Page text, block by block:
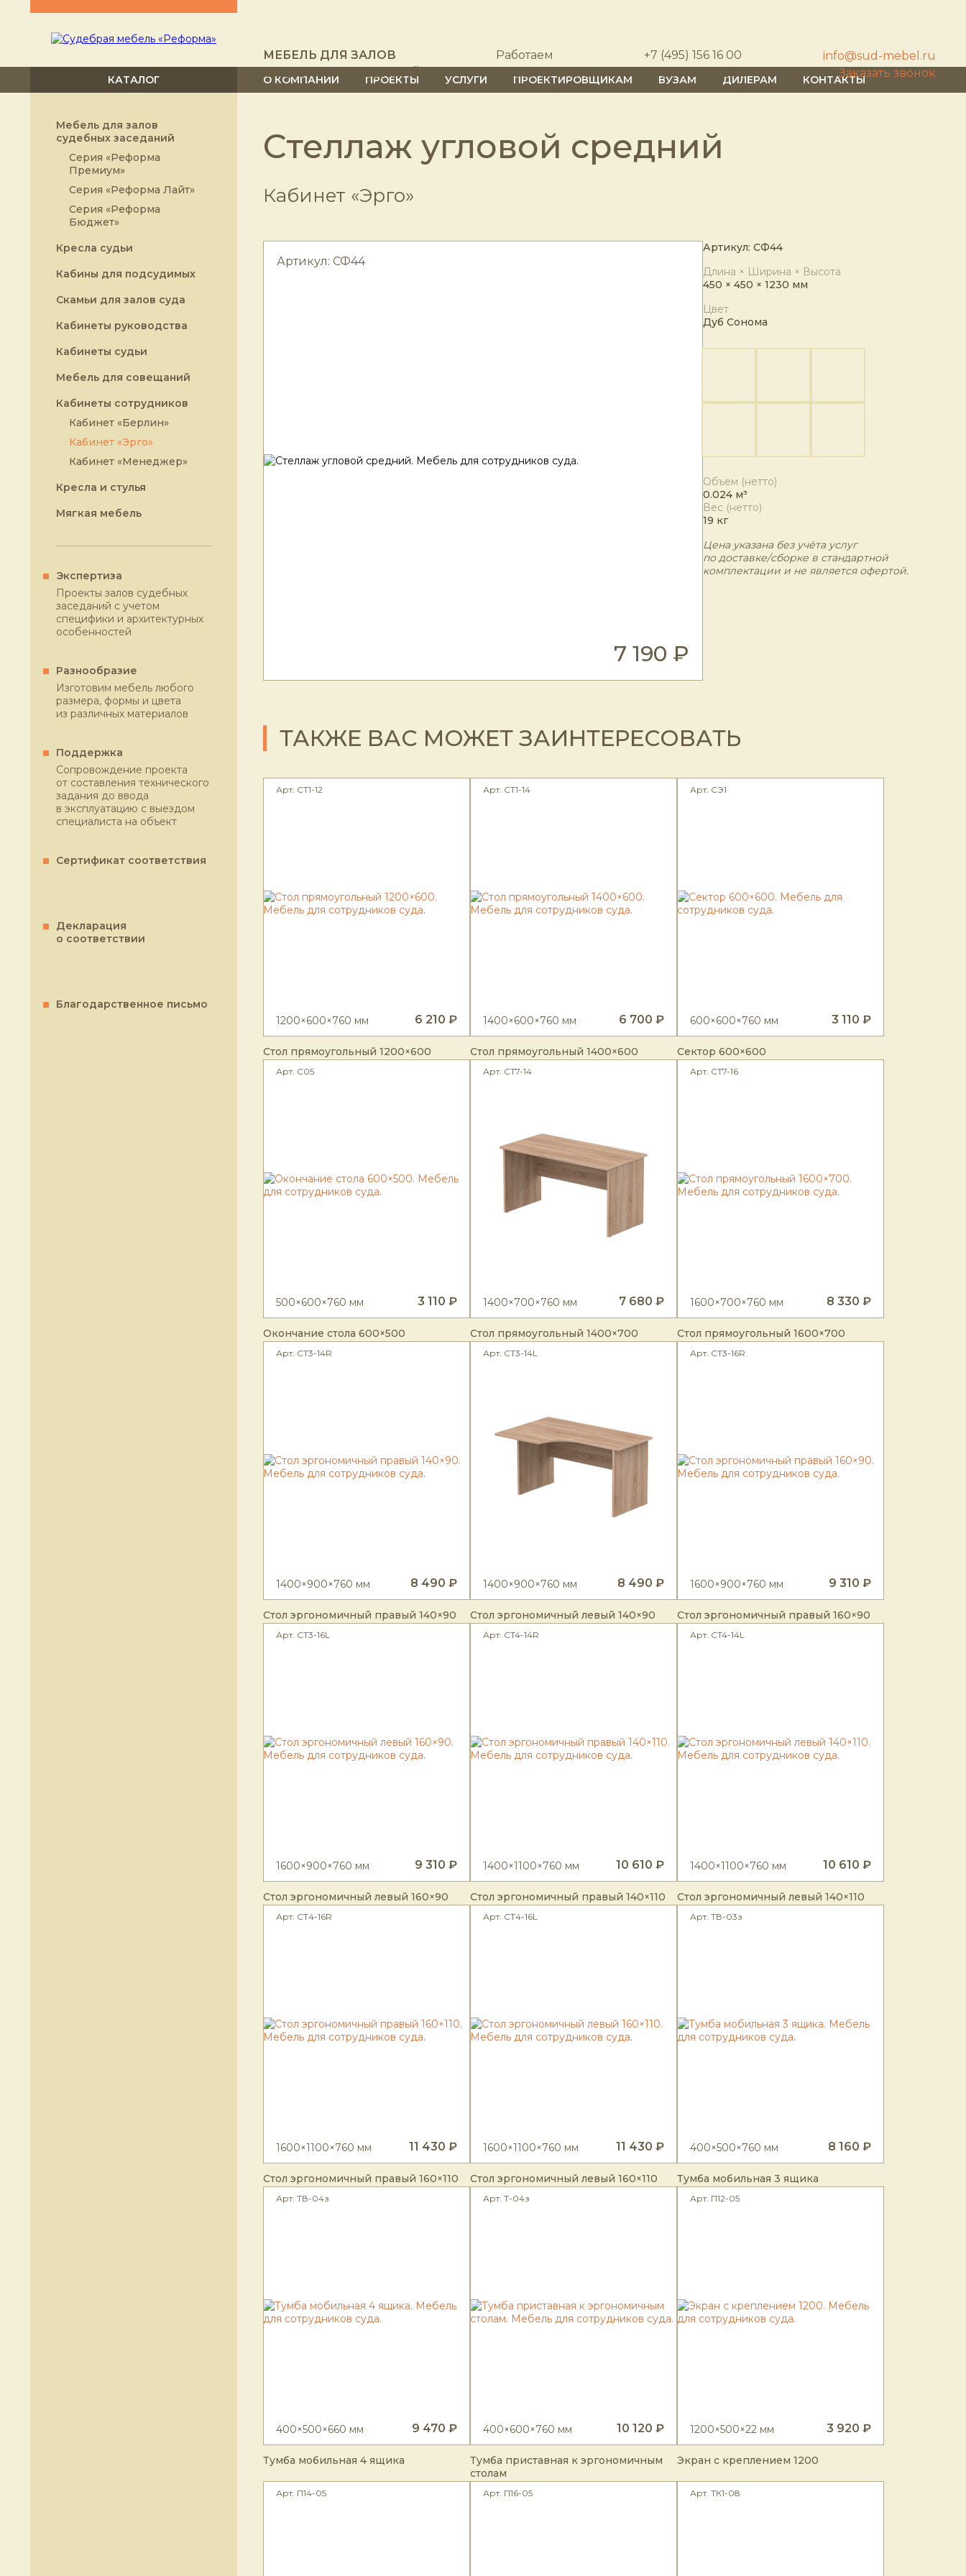
МЕБЕЛЬ ДЛЯ ЗАЛОВ
СУДЕБНЫХ ЗАСЕДАНИЙ
Работаем
по всей России
+7 (495) 156 16 00
+7 (812) 602 62 00
info@sud-mebel.ru
Заказать звонок
КАТАЛОГ О КОМПАНИИ ПРОЕКТЫ УСЛУГИ ПРОЕКТИРОВЩИКАМ ВУЗАМ ДИЛЕРАМ КОНТАКТЫ
Мебель для залов
судебных заседаний
Серия «Реформа
Премиум»
Серия «Реформа Лайт»
Серия «Реформа
Бюджет»
Кресла судьи
Кабины для подсудимых
Скамьи для залов суда
Кабинеты руководства
Кабинеты судьи
Мебель для совещаний
Кабинеты сотрудников
Кабинет «Берлин»
Кабинет «Эрго»
Кабинет «Менеджер»
Кресла и стулья
Мягкая мебель
Экспертиза
Проекты залов судебных
заседаний с учетом
специфики и архитектурных
особенностей
Разнообразие
Изготовим мебель любого
размера, формы и цвета
из различных материалов
Поддержка
Сопровождение проекта
от составления технического
задания до ввода
в эксплуатацию с выездом
специалиста на объект
Сертификат соответствия
Декларация
о соответствии
Благодарственное письмо
Стеллаж угловой средний
Кабинет «Эрго»
Артикул: СФ44
7 190 ₽
Артикул: СФ44
Длина × Ширина × Высота
450 × 450 × 1230 мм
Цвет
Дуб Сонома
Объем (нетто)
0.024 м³
Вес (нетто)
19 кг
Цена указана без учёта услуг
по доставке/сборке в стандартной
комплектации и не является офертой.
ТАКЖЕ ВАС МОЖЕТ ЗАИНТЕРЕСОВАТЬ
1200×600×760 мм 6 210 ₽
Арт. СТ1-12
Стол прямоугольный 1200×600
1400×600×760 мм 6 700 ₽
Арт. СТ1-14
Стол прямоугольный 1400×600
600×600×760 мм 3 110 ₽
Арт. СЭ1
Сектор 600×600
500×600×760 мм 3 110 ₽
Арт. С05
Окончание стола 600×500
1400×700×760 мм 7 680 ₽
Арт. СТ7-14
Стол прямоугольный 1400×700
1600×700×760 мм 8 330 ₽
Арт. СТ7-16
Стол прямоугольный 1600×700
1400×900×760 мм 8 490 ₽
Арт. CT3-14R
Стол эргономичный правый 140×90
1400×900×760 мм 8 490 ₽
Арт. CT3-14L
Стол эргономичный левый 140×90
1600×900×760 мм 9 310 ₽
Арт. CT3-16R
Стол эргономичный правый 160×90
1600×900×760 мм 9 310 ₽
Арт. CT3-16L
Стол эргономичный левый 160×90
1400×1100×760 мм 10 610 ₽
Арт. CT4-14R
Стол эргономичный правый 140×110
1400×1100×760 мм 10 610 ₽
Арт. CT4-14L
Стол эргономичный левый 140×110
1600×1100×760 мм 11 430 ₽
Арт. СТ4-16R
Стол эргономичный правый 160×110
1600×1100×760 мм 11 430 ₽
Арт. СТ4-16L
Стол эргономичный левый 160×110
400×500×760 мм 8 160 ₽
Арт. ТВ-03з
Тумба мобильная 3 ящика
400×500×660 мм 9 470 ₽
Арт. ТВ-04з
Тумба мобильная 4 ящика
400×600×760 мм 10 120 ₽
Арт. Т-04з
Тумба приставная к эргономичным
столам
1200×500×22 мм 3 920 ₽
Арт. П12-05
Экран с креплением 1200
Арт. П14-05 Арт. П16-05 Арт. ТК1-08